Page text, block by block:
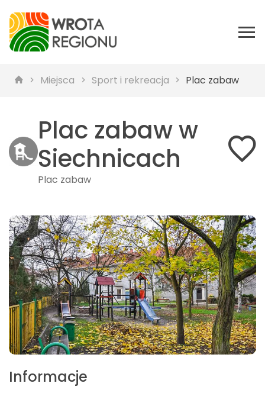
Miejsca Sport i rekreacja Plac zabaw
Plac zabaw w
Siechnicach
Plac zabaw
Informacje